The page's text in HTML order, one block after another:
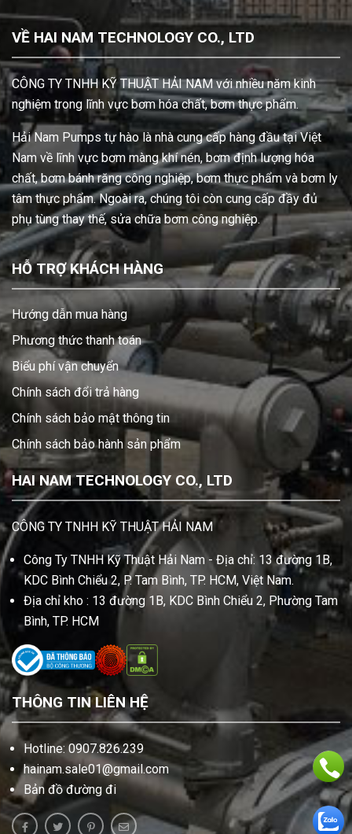
VỀ HAI NAM TECHNOLOGY CO., LTD
CÔNG TY TNHH KỸ THUẬT HẢI NAM với nhiều năm kinh
nghiệm trong lĩnh vực bơm hóa chất, bơm thực phẩm.
Hải Nam Pumps tự hào là nhà cung cấp hàng đầu tại Việt
Nam về lĩnh vực bơm màng khí nén, bơm định lượng hóa
chất, bơm bánh răng công nghiệp, bơm thực phẩm và bơm ly
tâm thực phẩm. Ngoài ra, chúng tôi còn cung cấp đầy đủ
phụ tùng thay thế, sửa chữa bơm công nghiệp.
HỖ TRỢ KHÁCH HÀNG
Hướng dẫn mua hàng
Phương thức thanh toán
Biểu phí vận chuyển
Chính sách đổi trả hàng
Chính sách bảo mật thông tin
Chính sách bảo hành sản phẩm
HAI NAM TECHNOLOGY CO., LTD
CÔNG TY TNHH KỸ THUẬT HẢI NAM
Công Ty TNHH Kỹ Thuật Hải Nam - Địa chỉ: 13 đường 1B,
KDC Bình Chiểu 2, P. Tam Bình, TP. HCM, Việt Nam.
Địa chỉ kho : 13 đường 1B, KDC Bình Chiểu 2, Phường Tam
Bình, TP. HCM
THÔNG TIN LIÊN HỆ
Hotline: 0907.826.239
hainam.sale01@gmail.com
Bản đồ đường đi